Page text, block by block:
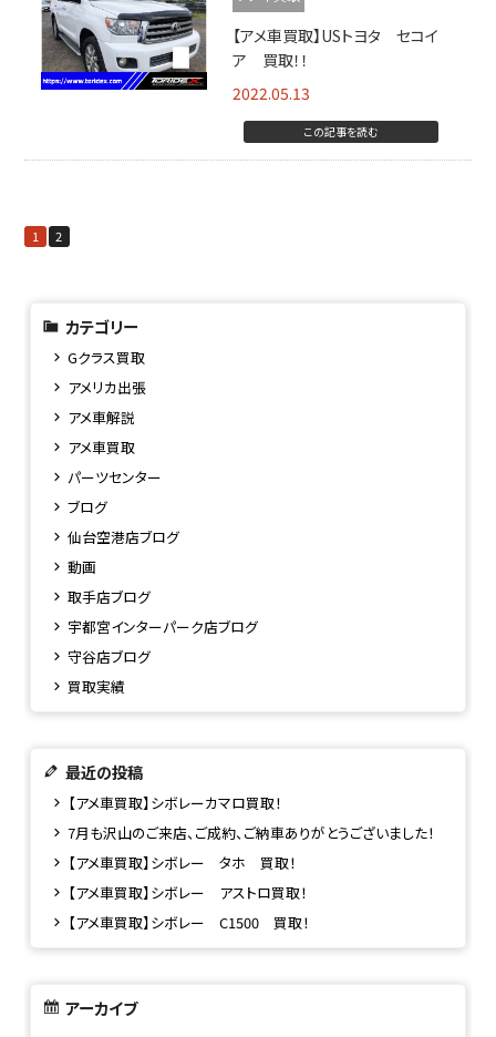
【アメ車買取】USトヨタ セコイ
ア 買取！！
2022.05.13
この記事を読む
1 2
カテゴリー
Gクラス買取
アメリカ出張
アメ車解説
アメ車買取
パーツセンター
ブログ
仙台空港店ブログ
動画
取手店ブログ
宇都宮インターパーク店ブログ
守谷店ブログ
買取実績
最近の投稿
【アメ車買取】シボレーカマロ買取！
7月も沢山のご来店、ご成約、ご納車ありがとうございました！
【アメ車買取】シボレー タホ 買取！
【アメ車買取】シボレー アストロ買取！
【アメ車買取】シボレー C1500 買取！
アーカイブ